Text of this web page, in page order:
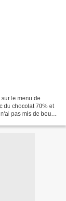
le menu de
du chocolat 70% et
pas mis de beurre